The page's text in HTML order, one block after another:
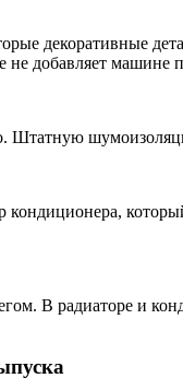
декоративные
добавляет машине
Штатную
кондиционера,
В радиаторе и